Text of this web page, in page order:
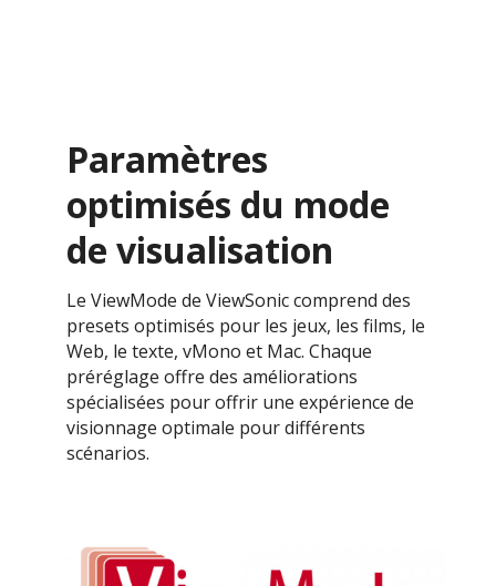
Paramètres
optimisés du mode
de visualisation
Le ViewMode de ViewSonic comprend des
presets optimisés pour les jeux, les films, le
Web, le texte, vMono et Mac. Chaque
préréglage offre des améliorations
spécialisées pour offrir une expérience de
visionnage optimale pour différents
scénarios.